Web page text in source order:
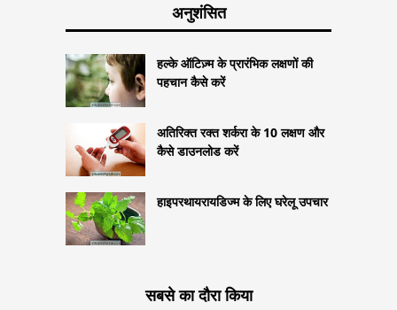
अनुशंसित
हल्के ऑटिज़्म के प्रारंभिक लक्षणों की
पहचान कैसे करें
अतिरिक्त रक्त शर्करा के 10 लक्षण और
कैसे डाउनलोड करें
हाइपरथायरायडिज्म के लिए घरेलू उपचार
सबसे का दौरा किया